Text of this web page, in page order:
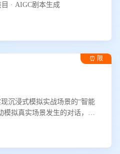
· AIGC剧本生成
⏰ 限
沉浸式模拟实战场景的“智能
模拟真实场景发生的对话，企